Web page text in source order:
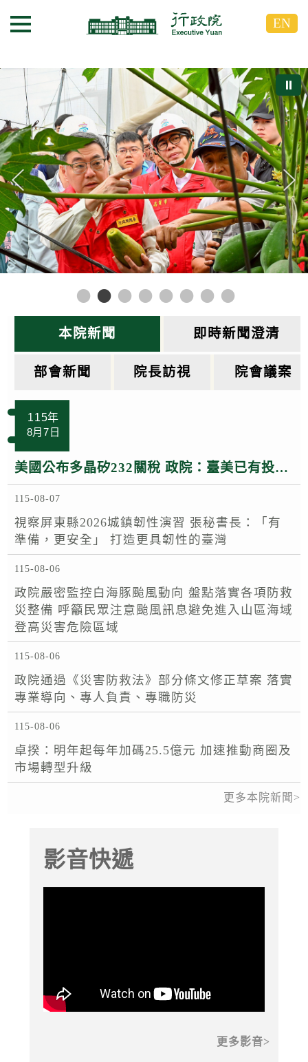
到
塊
G
o
T
o
C
e
n
t
e
r
b
l
到
塊
選單按鈕 EN
⏸
本院新聞 即時新聞澄清
部會新聞 院長訪視 院會議案
115年
8月7日
美國公布多晶矽232關稅 政院：臺美已有投資MOU 半導體多晶矽相關產品適用相關優惠待遇
115-08-07
視察屏東縣2026城鎮韌性演習 張秘書長：「有
準備，更安全」 打造更具韌性的臺灣
115-08-06
政院嚴密監控白海豚颱風動向 盤點落實各項防救
災整備 呼籲民眾注意颱風訊息避免進入山區海域
登高災害危險區域
115-08-06
政院通過《災害防救法》部分條文修正草案 落實
專業導向、專人負責、專職防災
115-08-06
卓揆：明年起每年加碼25.5億元 加速推動商圈及
市場轉型升級
更多本院新聞
影音快遞
更多影音